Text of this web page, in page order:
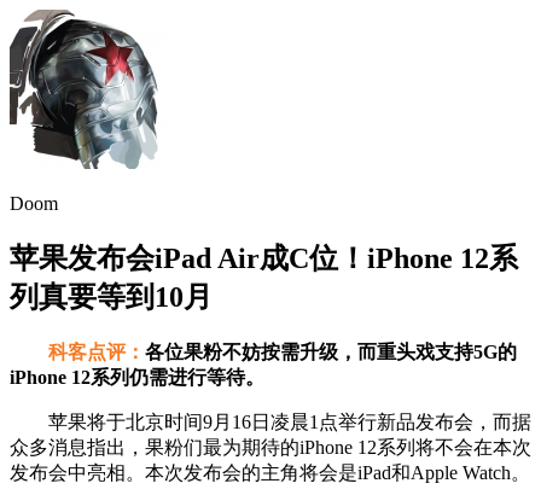
Doom
苹果发布会iPad Air成C位！iPhone 12系
列真要等到10月
科客点评： 各位果粉不妨按需升级，而重头戏支持5G的
iPhone 12系列仍需进行等待。
苹果将于北京时间9月16日凌晨1点举行新品发布会，而据
众多消息指出，果粉们最为期待的iPhone 12系列将不会在本次
发布会中亮相。本次发布会的主角将会是iPad和Apple Watch。